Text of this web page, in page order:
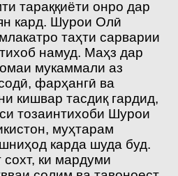
тараққиёти онро дар
кард. Шурои Олӣ
таҳти сарварии
намуд. Маҳз дар
мукаммали аз
фарҳангӣ ва
кишвар тасдиқ гардид,
тозаинтихоби Шурои
муҳтарам
карда шуда буд.
ки мардуми